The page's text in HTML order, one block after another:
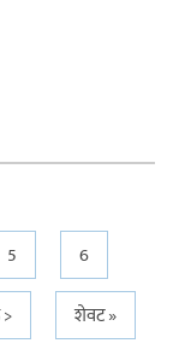
5
6
शेवट »